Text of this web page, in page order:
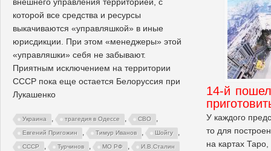
которой все средства и ресурсы
выкачиваются «управляшкой» в иные
юрисдикции. При этом «менеджеры» этой
«управляшки» себя не забывают.
Приятным исключением на территории
СССР пока еще остается Белоруссия при
Лукашенко
Украина , трагедия в Одессе , СВО ,
Евгений Пригожин , Тимур Иванов , Шойгу ,
СССР , Турчинов , МО РФ , И.В.Сталин
14-й
У каждого
то для
на картах